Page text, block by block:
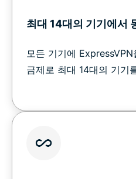
최대 14대의 기기에서
모든 기기에
금제로 최대 14대의 기기